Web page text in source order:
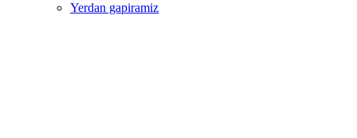
Yerdan gapiramiz